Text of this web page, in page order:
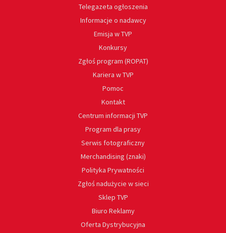
Telegazeta ogłoszenia
Informacje o nadawcy
Emisja w TVP
Konkursy
Zgłoś program (ROPAT)
Kariera w TVP
Pomoc
Kontakt
Centrum informacji TVP
Program dla prasy
Serwis fotograficzny
Merchandising (znaki)
Polityka Prywatności
Zgłoś nadużycie w sieci
Sklep TVP
Biuro Reklamy
Oferta Dystrybucyjna